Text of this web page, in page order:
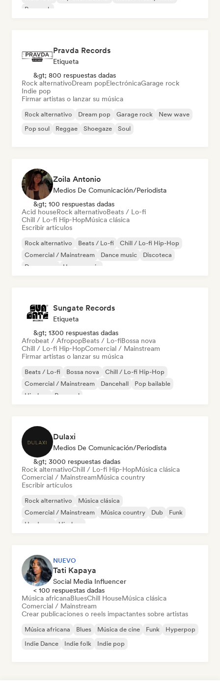
Pop rock
Pravda Records
Etiqueta
&gt; 800 respuestas dadas
Rock alternativoDream popElectrónicaGarage rock
Indie pop
Firmar artistas o lanzar su música
Rock alternativo Dream pop Garage rock
New wave
Pop soul
Reggae Shoegaze Soul
Zoila Antonio
Medios De Comunicación/Periodista
&gt; 100 respuestas dadas
Acid houseRock alternativoBeats / Lo-fi
Chill / Lo-fi Hip-HopMúsica clásica
Escribir artículos
Rock alternativo Beats / Lo-fi
Chill / Lo-fi Hip-Hop
Comercial / Mainstream
Dance music
Discoteca
Dream pop
House music
Sungate Records
Etiqueta
&gt; 1300 respuestas dadas
Afrobeat / AfropopBeats / Lo-fiBossa nova
Chill / Lo-fi Hip-HopComercial / Mainstream
Firmar artistas o lanzar su música
Beats / Lo-fi Bossa nova
Chill / Lo-fi Hip-Hop
Comercial / Mainstream
Dancehall
Pop bailable
Hip-hop
Pop soul
Dulaxi
Medios De Comunicación/Periodista
&gt; 3000 respuestas dadas
Rock alternativoChill / Lo-fi Hip-HopMúsica clásica
Comercial / MainstreamMúsica country
Escribir artículos
Rock alternativo
Música clásica
Comercial / Mainstream
Música country Dub
Funk
Hardcore
Hip-hop
NUEVO
Tati Kapaya
Social Media Influencer
< 100 respuestas dadas
Música africanaBluesChill HouseMúsica clásica
Comercial / Mainstream
Crear publicaciones o reels impactantes sobre artistas
Música africana Blues Música de cine Funk
Hyperpop
Indie Dance
Indie folk Indie pop